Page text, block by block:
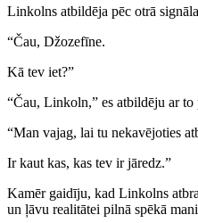
Linkolns atbildēja pēc otrā
“Čau, Džozefīne.
Kā tev iet?”
“Čau, Linkoln,” es atbildēju ar to
“Man vajag, lai tu nekavējoties
Ir kaut kas, kas tev ir jāredz.”
Kamēr gaidīju, kad Linkolns
un ļāvu realitātei pilnā spēkā